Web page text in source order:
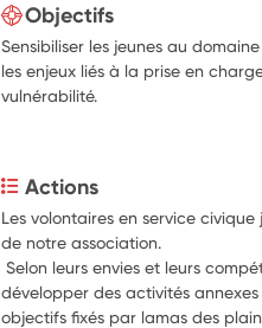
Objectifs
Sensibiliser les jeunes au
les enjeux liés à la prise en
vulnérabilité.
Actions
Les volontaires en service
de notre association.
Selon leurs envies et leurs
développer des activités
objectifs fixés par lamas des